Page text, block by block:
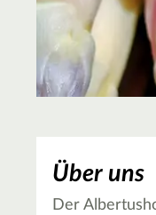
Über uns
Der